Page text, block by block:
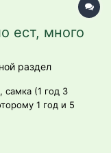
ест, много
раздел
самка (1 год 3
1 год и 5
доб...